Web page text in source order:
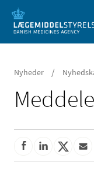
Mobil visning
Nyheder /